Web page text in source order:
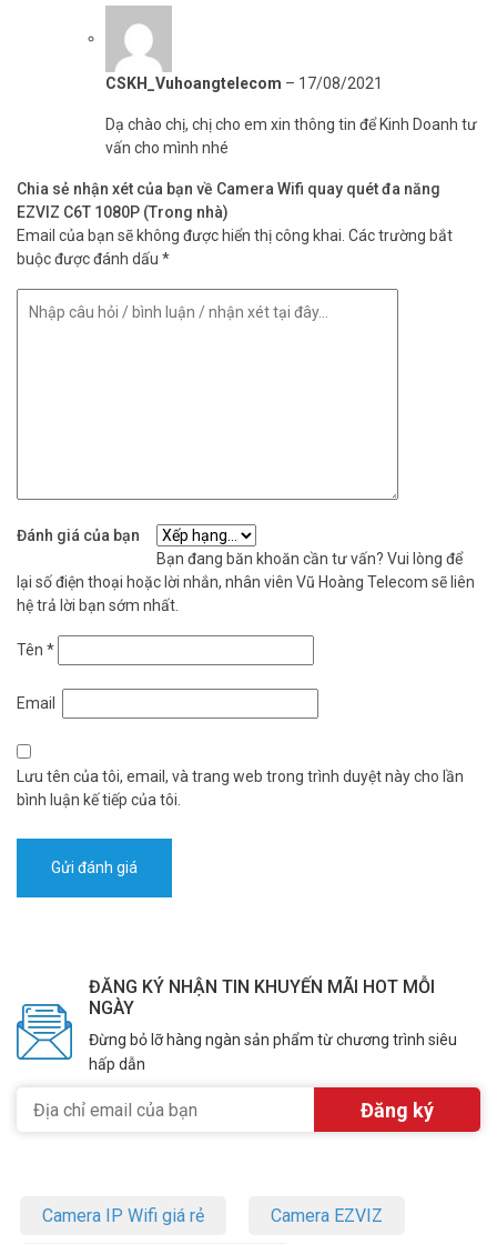
CSKH_Vuhoangtelecom – 17/08/2021
Dạ chào chị, chị cho em xin thông tin để Kinh Doanh tư
vấn cho mình nhé
Chia sẻ nhận xét của bạn về Camera Wifi quay quét đa năng
EZVIZ C6T 1080P (Trong nhà)
Email của bạn sẽ không được hiển thị công khai. Các trường bắt
buộc được đánh dấu *
Đánh giá của bạn
Bạn đang băn khoăn cần tư vấn? Vui lòng để
lại số điện thoại hoặc lời nhắn, nhân viên Vũ Hoàng Telecom sẽ liên
hệ trả lời bạn sớm nhất.
Tên *
Email
Lưu tên của tôi, email, và trang web trong trình duyệt này cho lần
bình luận kế tiếp của tôi.
ĐĂNG KÝ NHẬN TIN KHUYẾN MÃI HOT MỖI
NGÀY
Đừng bỏ lỡ hàng ngàn sản phẩm từ chương trình siêu
hấp dẫn
Camera IP Wifi giá rẻ Camera EZVIZ